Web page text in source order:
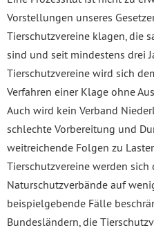
Vorstellungen unseres
Tierschutzvereine klagen, die
sind und seit mindestens drei
Tierschutzvereine wird sich
Verfahren einer Klage ohne
Auch wird kein Verband
schlechte Vorbereitung und
weitreichende Folgen zu
Tierschutzvereine werden sich
Naturschutzverbände auf
beispielgebende Fälle
Bundesländern, die